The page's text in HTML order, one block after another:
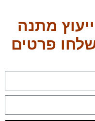
מתנה
פרטים